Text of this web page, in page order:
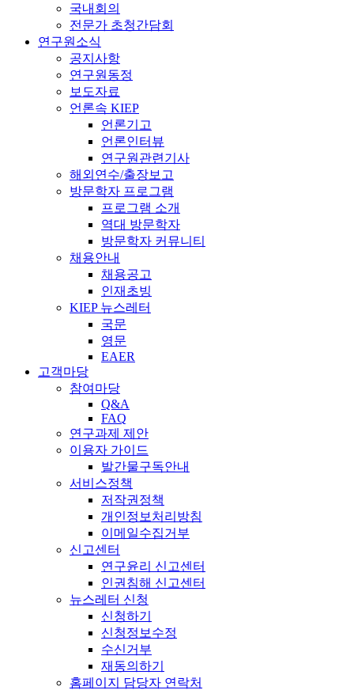
국내회의
전문가 초청간담회
연구원소식
공지사항
연구원동정
보도자료
언론속 KIEP
언론기고
언론인터뷰
연구원관련기사
해외연수/출장보고
방문학자 프로그램
프로그램 소개
역대 방문학자
방문학자 커뮤니티
채용안내
채용공고
인재초빙
KIEP 뉴스레터
국문
영문
EAER
고객마당
참여마당
Q&A
FAQ
연구과제 제안
이용자 가이드
발간물구독안내
서비스정책
저작권정책
개인정보처리방침
이메일수집거부
신고센터
연구윤리 신고센터
인권침해 신고센터
뉴스레터 신청
신청하기
신청정보수정
수신거부
재동의하기
홈페이지 담당자 연락처